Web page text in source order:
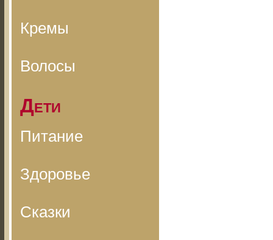
Кремы
Волосы
Дети
Питание
Здоровье
Сказки